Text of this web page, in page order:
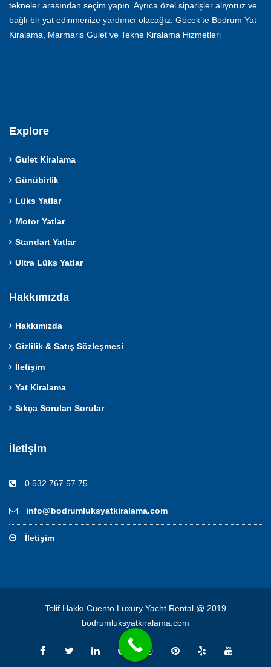
tekneler arasından seçim yapın. Ayrıca özel siparişler alıyoruz ve
bağlı bir yat edinmenize yardımcı olacağız. Göcek’te Bodrum Yat
Kiralama, Marmaris Gulet ve Tekne Kiralama Hizmetleri
Explore
Gulet Kiralama
Günübirlik
Lüks Yatlar
Motor Yatlar
Standart Yatlar
Ultra Lüks Yatlar
Hakkımızda
Hakkımızda
Gizlilik & Satış Sözleşmesi
İletişim
Yat Kiralama
Sıkça Sorulan Sorular
İletişim
0 532 767 57 75
info@bodrumluksyatkiralama.com
İletişim
Telif Hakkı Cuento Luxury Yacht Rental @ 2019
bodrumluksyatkiralama.com